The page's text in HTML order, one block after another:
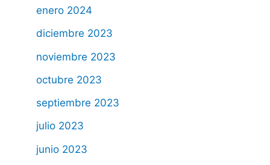
enero 2024
diciembre 2023
noviembre 2023
octubre 2023
septiembre 2023
julio 2023
junio 2023